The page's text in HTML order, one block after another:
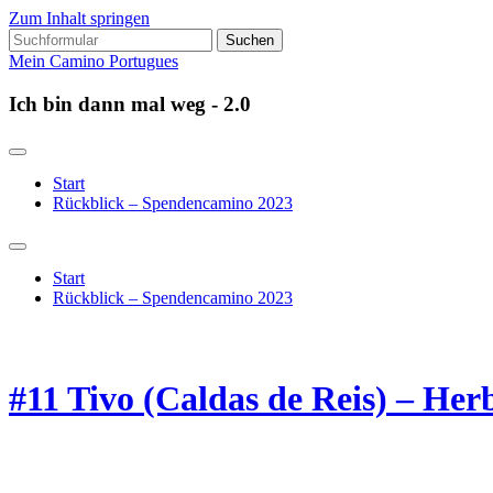
Zum Inhalt springen
Suchen
nach:
Mein Camino Portugues
Ich bin dann mal weg - 2.0
Start
Rückblick – Spendencamino 2023
Suchfeld
ein-/ausblenden
Start
Rückblick – Spendencamino 2023
#11 Tivo (Caldas de Reis) –